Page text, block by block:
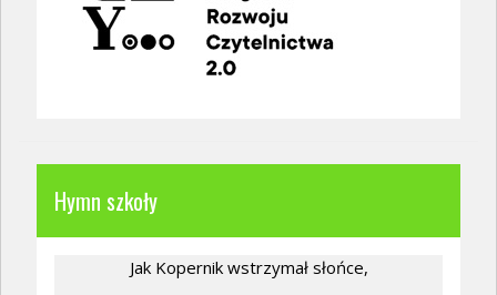
Hymn szkoły
Jak Kopernik wstrzymał słońce,